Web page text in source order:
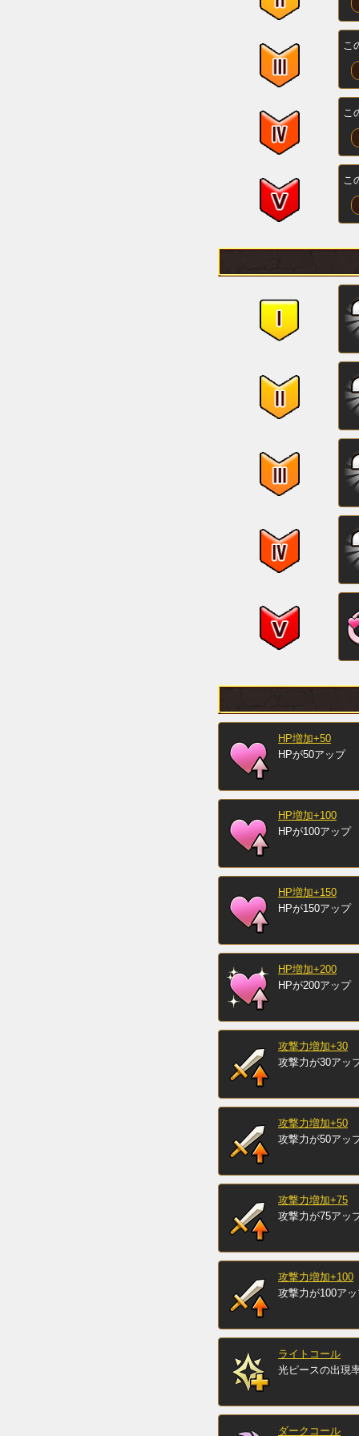
こ
こ
こ
HP増加+50
HPが50アップ
HP増加+100
HPが100アップ
HP増加+150
HPが150アップ
HP増加+200
HPが200アップ
攻撃力増加+30
攻撃力が30アッ
攻撃力増加+50
攻撃力が50アッ
攻撃力増加+75
攻撃力が75アッ
攻撃力増加+100
攻撃力が100ア
ライトコール
光ピースの出現
ダークコール